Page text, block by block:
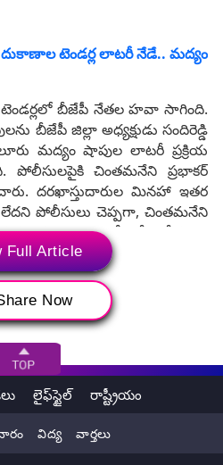
టెండర్ల లాటరీ నేడే.. మద్యం
టెండర్లలో బీజేపీ నేతల హవా సాగింది.
బీజేపీ జిల్లా అధ్యక్షుడు సందిరెడ్డి
మద్యం షాపుల లాటరీ ప్రక్రియ
పోలీసులపైకి చింతమనేని ప్రభాకర్‌
దరఖాస్తుదారుల మినహా ఇతర
లేదని పోలీసులు చెప్పగా, చింతమనేని
యత్నించారు. దీంతో పోలీసులు,
తీవ్రవాగ్వాదం జరిగింది. చలసాని
144 దుకాణాలకు లాటరీ ప్రక్రియ
Full Article
Now
లైఫ్‌స్టైల్ రాష్ట్రీయం
విద్య వార్తలు